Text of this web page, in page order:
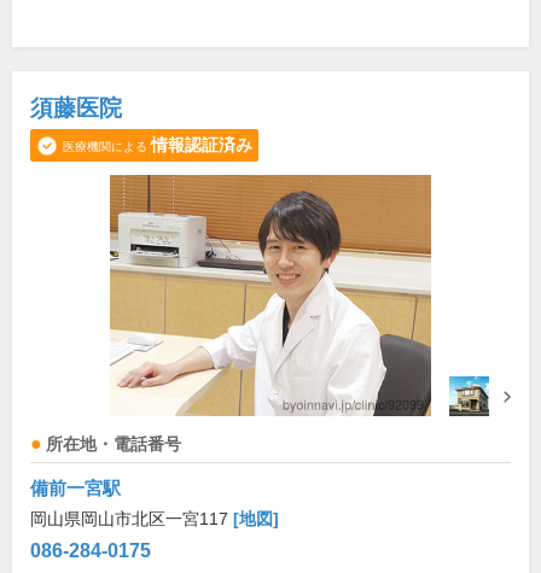
須藤医院
医療機関による 情報認証済み
所在地・電話番号
備前一宮駅
岡山県岡山市北区一宮117 [地図]
086-284-0175